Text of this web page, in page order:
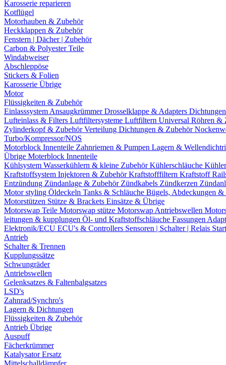
Karosserie reparieren
Kotflügel
Motorhauben & Zubehör
Heckklappen & Zubehör
Fenstern | Dächer | Zubehör
Carbon & Polyester Teile
Windabweiser
Abschleppöse
Stickers & Folien
Karosserie Übrige
Motor
Flüssigkeiten & Zubehör
Einlasssystem AnsaugkrümmerDrosselklappe & Adapters
Lufteinlass & Filters Luftfiltersysteme Luftfiltern Universal Röhren &
Zylinderkopf & ZubehörVerteilung Dichtungen & Zubehör
Turbo/Kompressor/NOS
Motorblock Innenteile Zahnriemen & Pumpen Lagern &
Übrige Moterblock Innenteile
Kühlsystem Wasserkühlern & kleine ZubehörKühlerschläuche
Kraftstoffsystem Injektoren & ZubehörKraftstofffiltern Kraftstoff
Entzündung Zündanlage & Zubehör Zündkabels Zündkerzen
Motor styling Öldeckeln Tanks & Schläuche Bügels, Abdeckungen
Motorstützen Stütze & Brackets Einsätze & Übrige
Motorswap Teile Motorswap stütze Motorswap Antriebswellen
leitungen & kupplungen Öl- und Kraftstoffschläuche Fassungen
Elektronik/ECU ECU's & Controllers Sensoren | Schalter | Relais
Antrieb
Schalter & Trennen
Kupplungssätze
Schwungräder
Antriebswellen
Gelenksatzes & Faltenbalgsatzes
LSD's
Zahnrad/Synchro's
Lagern & Dichtungen
Flüssigkeiten & Zubehör
Antrieb Übrige
Auspuff
Fächerkrümmer
Katalysator Ersatz
Mittelschalldämpfer